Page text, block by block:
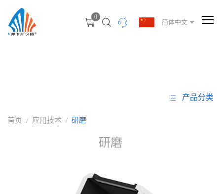
0
简体中文
产品分类
首页 / 应用技术 / 研磨
研磨